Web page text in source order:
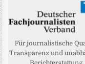
Für journalistische
Transparenz und